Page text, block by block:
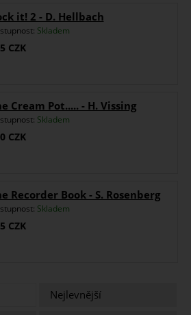
it! 2 - D. Hellbach
Skladem
CZK
Cream Pot..... - H. Vissing
Skladem
CZK
Recorder Book - S. Rosenberg
Skladem
CZK
Nejlevnější